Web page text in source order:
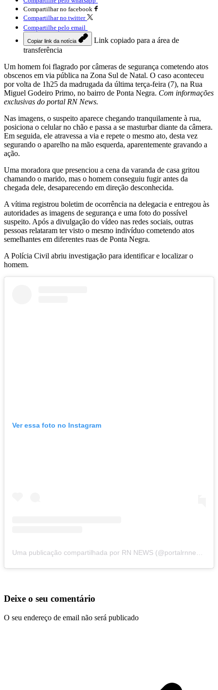
Compartilhar no facebook
Compartilhar no twitter
Compartilhe pelo email
Copiar link da notícia
Link copiado para a área de
transferência
Um homem foi flagrado por câmeras de segurança cometendo atos
obscenos em via pública na Zona Sul de Natal. O caso aconteceu
por volta de 1h25 da madrugada da última terça-feira (7), na Rua
Miguel Godeiro Primo, no bairro de Ponta Negra. Com informações
exclusivas do portal RN News.
Nas imagens, o suspeito aparece chegando tranquilamente à rua,
posiciona o celular no chão e passa a se masturbar diante da câmera.
Em seguida, ele atravessa a via e repete o mesmo ato, desta vez
segurando o aparelho na mão esquerda, aparentemente gravando a
ação.
Uma moradora que presenciou a cena da varanda de casa gritou
chamando o marido, mas o homem conseguiu fugir antes da
chegada dele, desaparecendo em direção desconhecida.
A vítima registrou boletim de ocorrência na delegacia e entregou às
autoridades as imagens de segurança e uma foto do possível
suspeito. Após a divulgação do vídeo nas redes sociais, outras
pessoas relataram ter visto o mesmo indivíduo cometendo atos
semelhantes em diferentes ruas de Ponta Negra.
A Polícia Civil abriu investigação para identificar e localizar o
homem.
Ver essa foto no Instagram
Deixe o seu comentário
O seu endereço de email não será publicado